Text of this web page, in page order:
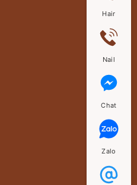
Hair
Nail
Chat
Zalo